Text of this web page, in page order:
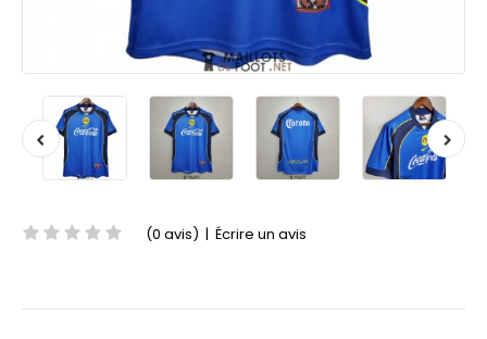
(0 avis) | Écrire un avis